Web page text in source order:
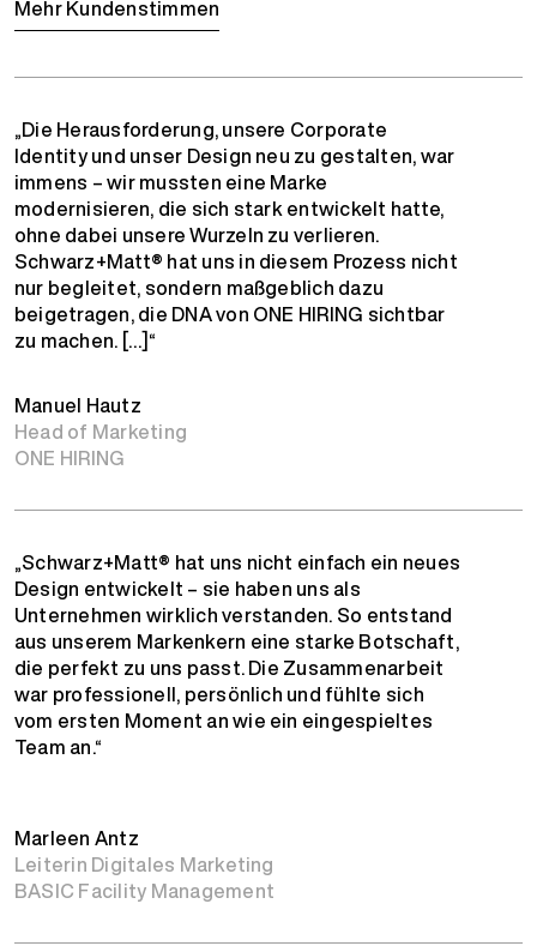
Mehr Kundenstimmen
„Die Herausforderung, unsere Corporate
Identity und unser Design neu zu gestalten, war
immens – wir mussten eine Marke
modernisieren, die sich stark entwickelt hatte,
ohne dabei unsere Wurzeln zu verlieren.
Schwarz+Matt® hat uns in diesem Prozess nicht
nur begleitet, sondern maßgeblich dazu
beigetragen, die DNA von ONE HIRING sichtbar
zu machen. […]“
Manuel Hautz
Head of Marketing
ONE HIRING
„Schwarz+Matt® hat uns nicht einfach ein neues
Design entwickelt – sie haben uns als
Unternehmen wirklich verstanden. So entstand
aus unserem Markenkern eine starke Botschaft,
die perfekt zu uns passt. Die Zusammenarbeit
war professionell, persönlich und fühlte sich
vom ersten Moment an wie ein eingespieltes
Team an.“
Marleen Antz
Leiterin Digitales Marketing
BASIC Facility Management